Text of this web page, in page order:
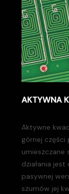
AKTYWNA
Aktywne
górnej części
umieszczane
działania
pasywnej
szumów jej